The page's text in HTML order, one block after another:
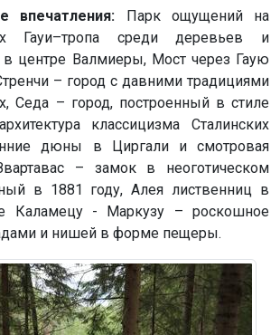
впечатления: Парк ощущений на
Гауи–тропа среди деревьев и
в центре Валмиеры, Мост через Гаую
– город с давними традициями
Седа – город, построенный в стиле
классицизма Сталинских
дюны в Циргали и смотровая
– замок в неоготическом
в 1881 году, Алея лиственниц в
Каламецу - Маркузу – роскошное
и нишей в форме пещеры.